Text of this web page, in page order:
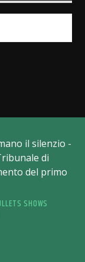
il silenzio -
di
del primo
SHOWS